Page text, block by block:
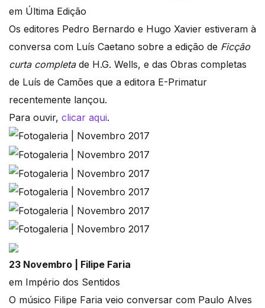
em Última Edição
Os editores Pedro Bernardo e Hugo Xavier estiveram à
conversa com Luís Caetano sobre a edição de Ficção
curta completade H.G. Wells, e das Obras completas
de Luís de Camões que a editora E-Primatur
recentemente lançou.
Para ouvir, clicar aqui.
23 Novembro | Filipe Faria
em Império dos Sentidos
O músico Filipe Faria veio conversar com Paulo Alves